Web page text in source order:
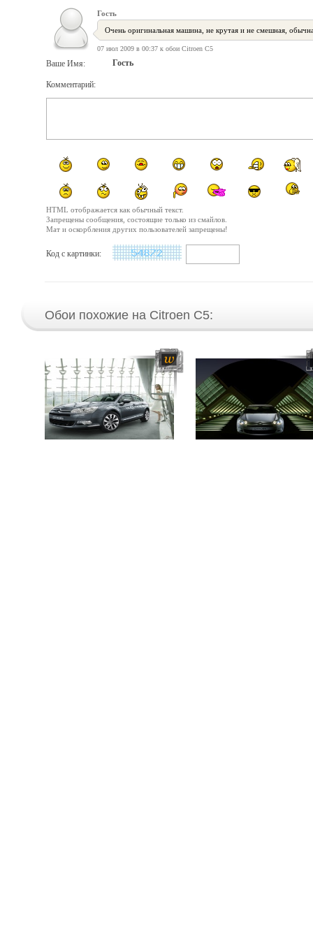
Гость
Очень оригинальная машина, не крутая и не смешная,
07 июл 2009 в 00:37 к обои Citroen C5
Ваше Имя: Гость
Комментарий:
HTML отображается как обычный текст.
Запрещены сообщения, состоящие только из смайлов.
Мат и оскорбления других пользователей запрещены!
Код с картинки:
Обои похожие на Citroen C5: